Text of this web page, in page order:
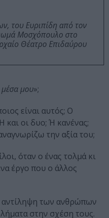
του Ευριπίδη από τον
Μοσχόπουλο στο
Θέατρο Επιδαύρου
μέσα μου»;
είναι αυτός; Ο
και οι δυο; Ή κανένας;
την αξία του;
όταν ο ένας τολμά κι
έργο που ο άλλος
αντίληψη των ανθρώπων
στην σχέση τους.